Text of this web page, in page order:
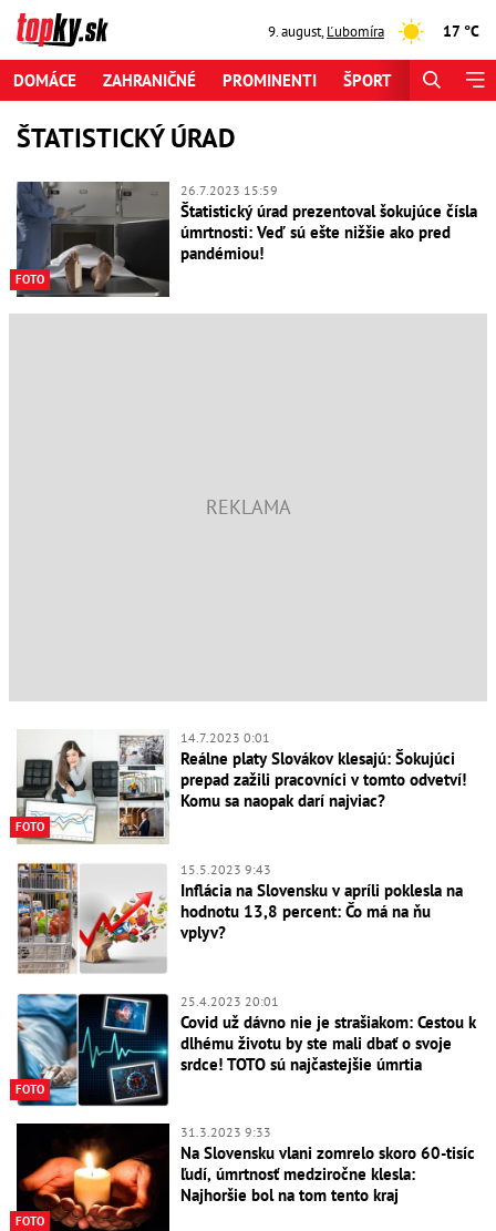
9. august,Ľubomíra 17 °C
DOMÁCE ZAHRANIČNÉ PROMINENTI ŠPORT
ŠTATISTICKÝ ÚRAD
FOTO
26.7.2023 15:59
Štatistický úrad prezentoval šokujúce čísla
úmrtnosti: Veď sú ešte nižšie ako pred
pandémiou!
FOTO
14.7.2023 0:01
Reálne platy Slovákov klesajú: Šokujúci
prepad zažili pracovníci v tomto odvetví!
Komu sa naopak darí najviac?
15.5.2023 9:43
Inflácia na Slovensku v apríli poklesla na
hodnotu 13,8 percent: Čo má na ňu
vplyv?
FOTO
25.4.2023 20:01
Covid už dávno nie je strašiakom: Cestou k
dlhému životu by ste mali dbať o svoje
srdce! TOTO sú najčastejšie úmrtia
FOTO
31.3.2023 9:33
Na Slovensku vlani zomrelo skoro 60-tisíc
ľudí, úmrtnosť medziročne klesla:
Najhoršie bol na tom tento kraj